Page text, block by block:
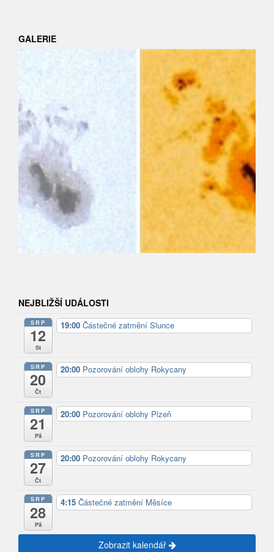
GALERIE
NEJBLIŽŠÍ UDÁLOSTI
SRP
12
St
19:00 Částečné zatmění Slunce
SRP
20
Čt
20:00 Pozorování oblohy Rokycany
SRP
21
Pá
20:00 Pozorování oblohy Plzeň
SRP
27
Čt
20:00 Pozorování oblohy Rokycany
SRP
28
Pá
4:15 Částečné zatmění Měsíce
Zobrazit kalendář